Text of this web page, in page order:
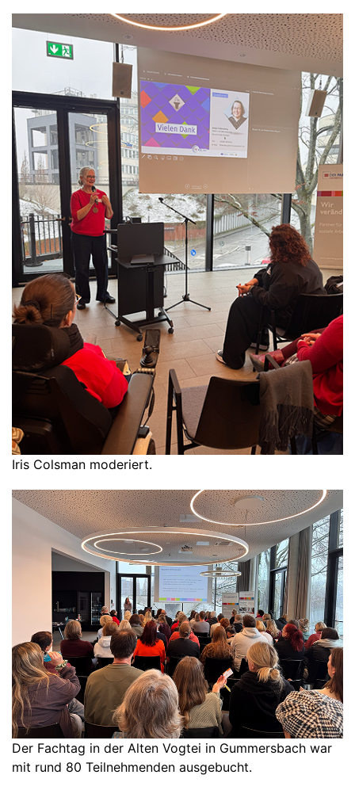
Iris Colsman moderiert.
Der Fachtag in der Alten Vogtei in Gummersbach war
mit rund 80 Teilnehmenden ausgebucht.